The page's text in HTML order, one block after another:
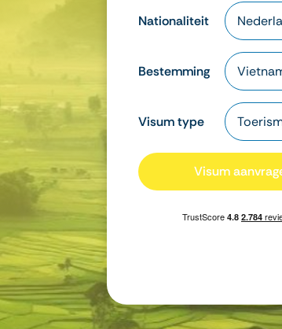
Nationaliteit
Bestemming
Visum type
Visum